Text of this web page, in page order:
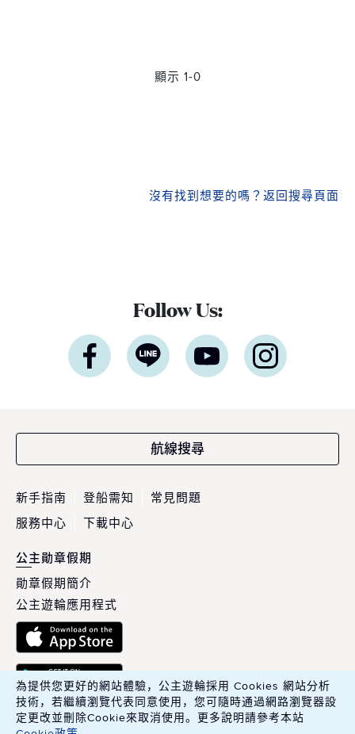
顯示 1-0
沒有找到想要的嗎？ 返回搜尋頁面
Follow Us:
航線搜尋
新手指南 登船需知
常見問題
服務中心
下載中心
公主勛章假期
勛章假期簡介
公主遊輪應用程式
為提供您更好的網站體驗，公主遊輪採用 Cookies 網站分析
技術，若繼續瀏覽代表同意使用，您可隨時通過網路瀏覽器設
定更改並刪除Cookie來取消使用。更多說明請參考本站